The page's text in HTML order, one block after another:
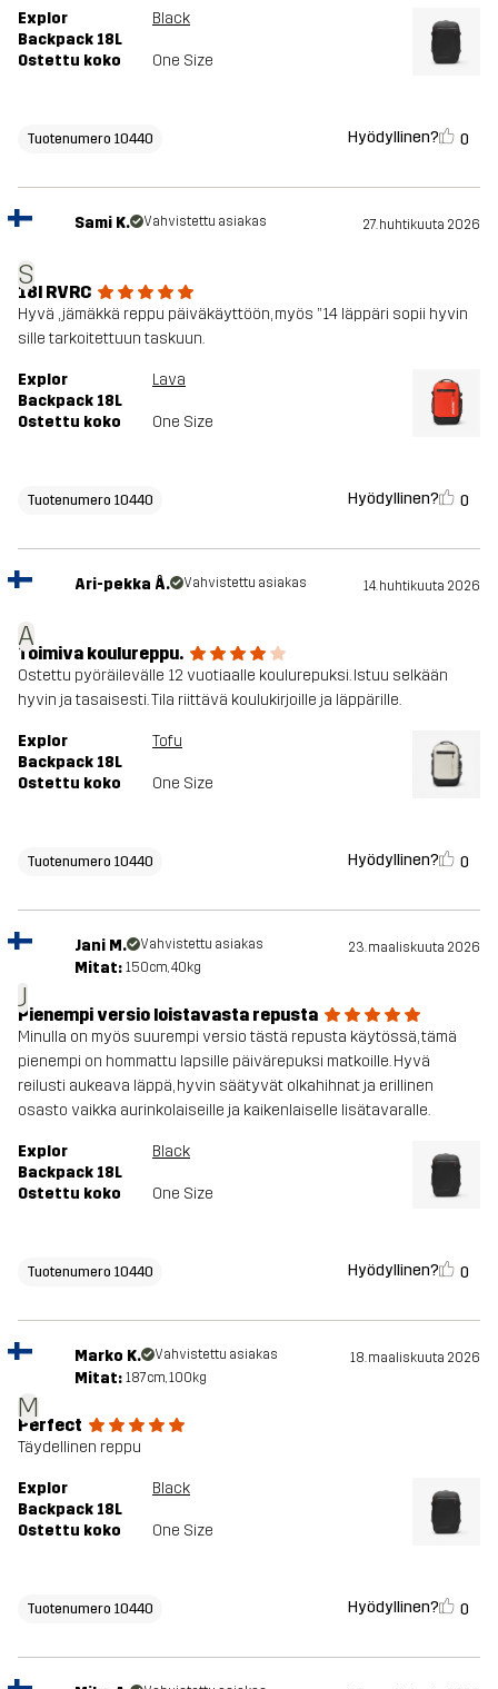
Explor
Backpack 18L
Black
Ostettu koko One Size
Tuotenumero 10440 Hyödyllinen? 0
S
Sami K. Vahvistettu asiakas 27. huhtikuuta 2026
18l RVRC
Hyvä , jämäkkä reppu päiväkäyttöön, myös ”14 läppäri sopii hyvin
sille tarkoitettuun taskuun.
Explor
Backpack 18L
Lava
Ostettu koko One Size
Tuotenumero 10440 Hyödyllinen? 0
A
Ari-pekka Å. Vahvistettu asiakas 14. huhtikuuta 2026
Toimiva koulureppu.
Ostettu pyöräilevälle 12 vuotiaalle koulurepuksi. Istuu selkään
hyvin ja tasaisesti. Tila riittävä koulukirjoille ja läppärille.
Explor
Backpack 18L
Tofu
Ostettu koko One Size
Tuotenumero 10440 Hyödyllinen? 0
J
Jani M. Vahvistettu asiakas 23. maaliskuuta 2026
Mitat: 150cm, 40kg
Pienempi versio loistavasta repusta
Minulla on myös suurempi versio tästä repusta käytössä, tämä
pienempi on hommattu lapsille päivärepuksi matkoille. Hyvä
reilusti aukeava läppä, hyvin säätyvät olkahihnat ja erillinen
osasto vaikka aurinkolaiseille ja kaikenlaiselle lisätavaralle.
Explor
Backpack 18L
Black
Ostettu koko One Size
Tuotenumero 10440 Hyödyllinen? 0
M
Marko K. Vahvistettu asiakas 18. maaliskuuta 2026
Mitat: 187cm, 100kg
Perfect
Täydellinen reppu
Explor
Backpack 18L
Black
Ostettu koko One Size
Tuotenumero 10440 Hyödyllinen? 0